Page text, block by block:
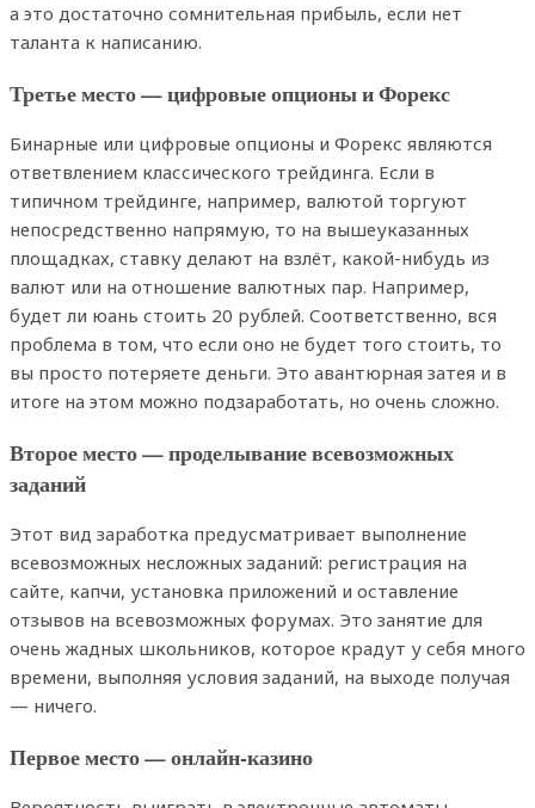
а это достаточно сомнительная прибыль, если нет
таланта к написанию.
Третье место — цифровые опционы и Форекс
Бинарные или цифровые опционы и Форекс являются
ответвлением классического трейдинга. Если в
типичном трейдинге, например, валютой торгуют
непосредственно напрямую, то на вышеуказанных
площадках, ставку делают на взлёт, какой-нибудь из
валют или на отношение валютных пар. Например,
будет ли юань стоить 20 рублей. Соответственно, вся
проблема в том, что если оно не будет того стоить, то
вы просто потеряете деньги. Это авантюрная затея и в
итоге на этом можно подзаработать, но очень сложно.
Второе место — проделывание всевозможных
заданий
Этот вид заработка предусматривает выполнение
всевозможных несложных заданий: регистрация на
сайте, капчи, установка приложений и оставление
отзывов на всевозможных форумах. Это занятие для
очень жадных школьников, которое крадут у себя много
времени, выполняя условия заданий, на выходе получая
— ничего.
Первое место — онлайн-казино